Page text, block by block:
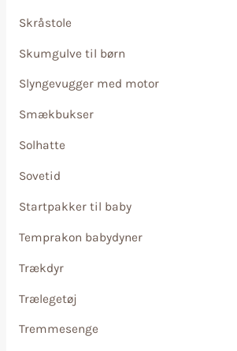
Skråstole
Skumgulve til børn
Slyngevugger med motor
Smækbukser
Solhatte
Sovetid
Startpakker til baby
Temprakon babydyner
Trækdyr
Trælegetøj
Tremmesenge